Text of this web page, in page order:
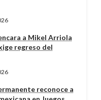
a Mikel Arriola
regreso del
reconoce a